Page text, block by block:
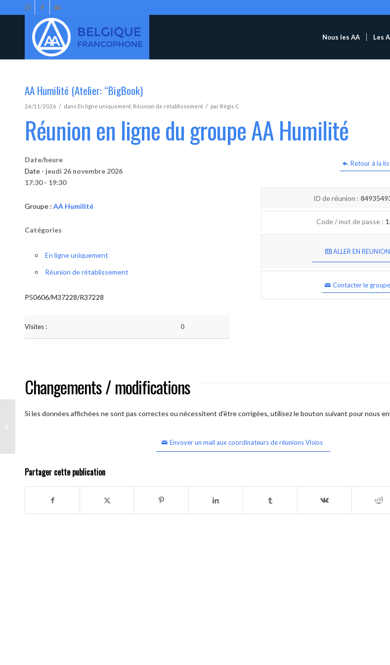
Nous les AA Les
AA Humilité (Atelier: “BigBook)
26/11/2026 / dans En ligne uniquement Réunion de rétablissement / par Régis C
Réunion en ligne du groupe AA Humilité
Retour à la
Date/heure
Date - jeudi 26 novembre 2026
17:30 - 19:30
Groupe : AA Humilité
Catégories
En ligne uniquement
Réunion de rétablissement
P50606/M37228/R37228
Visites : 0
ID de réunion :
Code / mot de passe :
ALLER EN REUNION
Contacter le groupe
Changements / modifications
Si les données affichées ne sont pas correctes ou nécessitent d'être corrigées, utilisez le bouton suivant pour nous
Envoyer un mail aux coordinateurs de réunions Visios
Partager cette publication